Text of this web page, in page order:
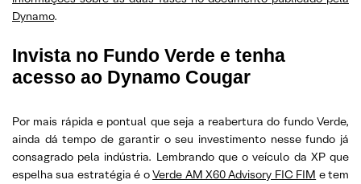
Dynamo.
Invista no Fundo Verde e tenha
acesso ao Dynamo Cougar
Por mais rápida e pontual que seja a reabertura do fundo Verde,
ainda dá tempo de garantir o seu investimento nesse fundo já
consagrado pela indústria. Lembrando que o veículo da XP que
espelha sua estratégia é oVerde AM X60 Advisory FIC FIM e tem